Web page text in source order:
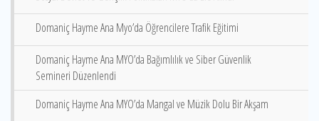
Domaniç Hayme Ana Myo’da Öğrencilere Trafik Eğitimi
Domaniç Hayme Ana MYO’da Bağımlılık ve Siber Güvenlik
Semineri Düzenlendi
Domaniç Hayme Ana MYO’da Mangal ve Müzik Dolu Bir Akşam